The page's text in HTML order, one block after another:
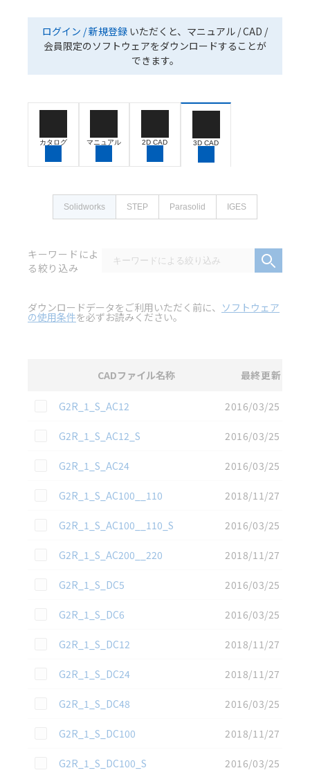
ログイン / 新規登録 いただくと、マニュアル / CAD /
会員限定のソフトウェアをダウンロードすることが
できます。
カタログ マニュアル 2D CAD 3D CAD
Solidworks STEP Parasolid IGES
キーワードによ
る絞り込み
ダウンロードデータをご利用いただく前に、 ソフトウェア
の使用条件を必ずお読みください。
CADファイル名称 最終更新
この資料を選択
G2R_1_S_AC12
2016/03/25
この資料を選択
G2R_1_S_AC12_S
2016/03/25
この資料を選択
G2R_1_S_AC24
2016/03/25
この資料を選択
G2R_1_S_AC100__110
2018/11/27
この資料を選択
G2R_1_S_AC100__110_S
2016/03/25
この資料を選択
G2R_1_S_AC200__220
2018/11/27
この資料を選択
G2R_1_S_DC5
2016/03/25
この資料を選択
G2R_1_S_DC6
2016/03/25
この資料を選択
G2R_1_S_DC12
2018/11/27
この資料を選択
G2R_1_S_DC24
2018/11/27
この資料を選択
G2R_1_S_DC48
2016/03/25
この資料を選択
G2R_1_S_DC100
2018/11/27
この資料を選択
G2R_1_S_DC100_S
2016/03/25